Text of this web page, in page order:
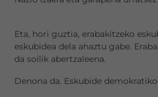
Eta, hori guztia, erabakitzeko
eskubidea dela ahaztu gabe.
da soilik abertzaleena.
Denona da. Eskubide